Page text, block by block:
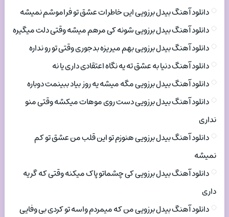
دانلود آهنگ بیدل برزویی این خاطرات عشق تو فراموشم نمیشه
دانلود آهنگ بیدل برزویی شونه کی مرهم میشه وقتی دلت میگیره
دانلود آهنگ بیدل برزویی بهم میریزه بدجوری وقتی تو رو نداره
دانلود آهنگ دنیا به عشق ته یه نگاه اعتقادی داری یا نه
دانلود آهنگ بیدل برزویی مگه میشه یه روز بیاد ببینمت دوباره
دانلود آهنگ بیدل برزویی دست روی موهات میکشه وقتی منو
نداری
دانلود آهنگ بیدل برزویی هنوزم تو این قلب من عشق تو کم
نمیشه
دانلود آهنگ بیدل برزویی کی چشماتو پاک میکنه وقتی که گریه
داری
دانلود آهنگ بیدل برزویی من که میمردم واسه تو کردی بی وفایی